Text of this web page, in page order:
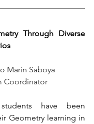
Through Diverse
Marín Saboya
Coordinator
have been
Geometry learning in